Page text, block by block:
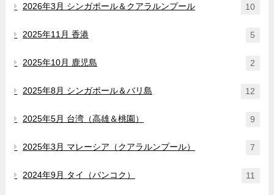
2026年3月 シンガポール＆クアラルンプール 10
2025年11月 香港 5
2025年10月 鹿児島 2
2025年8月 シンガポール＆バリ島 12
2025年5月 台湾（高雄＆桃園） 9
2025年3月 マレーシア（クアラルンプール） 7
2024年9月 タイ（バンコク） 11